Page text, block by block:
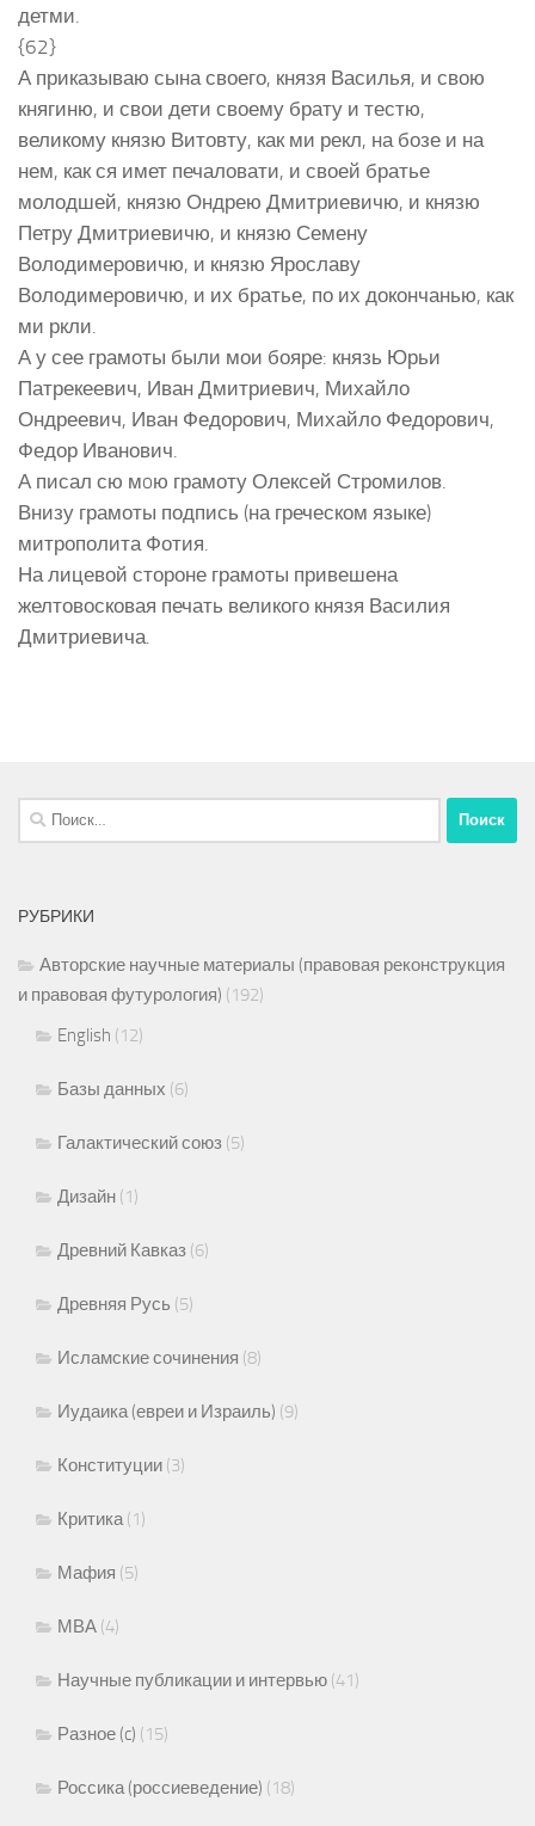
детми.
{62}
А приказываю сына своего, князя Василья, и свою
княгиню, и свои дети своему брату и тестю,
великому князю Витовту, как ми рекл, на бозе и на
нем, как ся имет печаловати, и своей братье
молодшей, князю Ондрею Дмитриевичю, и князю
Петру Дмитриевичю, и князю Семену
Володимеровичю, и князю Ярославу
Володимеровичю, и их братье, по их докончанью, как
ми ркли.
А у сее грамоты были мои бояре: князь Юрьи
Патрекеевич, Иван Дмитриевич, Михайло
Ондреевич, Иван Федорович, Михайло Федорович,
Федор Иванович.
А писал сю мoю грамоту Олексей Стромилов.
Внизу грамоты подпись (на греческом языке)
митрополита Фотия.
На лицевой стороне грамоты привешена
желтовосковая печать великого князя Василия
Дмитриевича.
Найти:
РУБРИКИ
Авторские научные материалы (правовая реконструкция
и правовая футурология) (192)
English (12)
Базы данных (6)
Галактический союз (5)
Дизайн (1)
Древний Кавказ (6)
Древняя Русь (5)
Исламские сочинения (8)
Иудаика (евреи и Израиль) (9)
Конституции (3)
Критика(1)
Мафия (5)
МВА (4)
Научные публикации и интервью (41)
Разное (c) (15)
Россика (россиеведение) (18)